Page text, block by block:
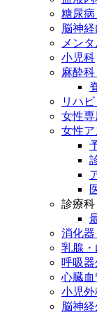
糖尿
脳神
メン
小児科
麻酔科
リハ
女性専
女性
診療科
消化
乳腺
呼吸
心臓
小児外
脳神